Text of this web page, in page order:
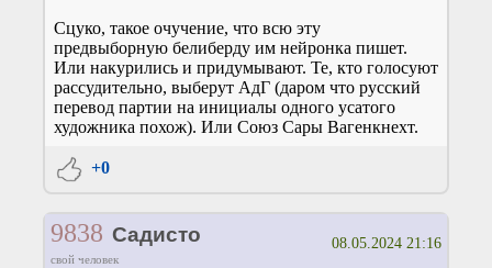
Сцуко, такое очучение, что всю эту
предвыборную белиберду им нейронка пишет.
Или накурились и придумывают. Те, кто голосуют
рассудительно, выберут АдГ (даром что русский
перевод партии на инициалы одного усатого
художника похож). Или Союз Сары Вагенкнехт.
+0
9838 Садисто
свой человек
08.05.2024 21:16